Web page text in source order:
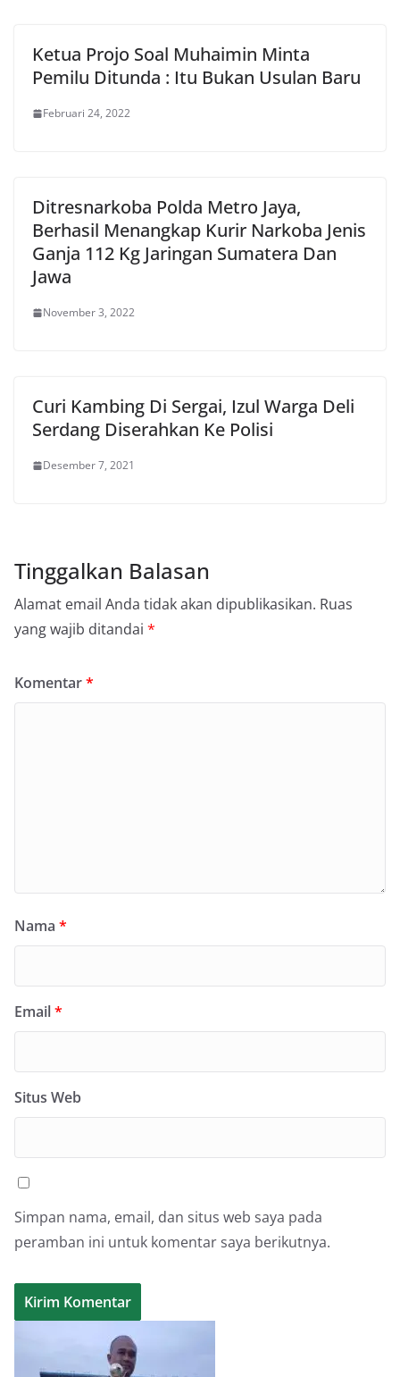
Ketua Projo Soal Muhaimin Minta
Pemilu Ditunda : Itu Bukan Usulan Baru
Februari 24, 2022
Ditresnarkoba Polda Metro Jaya,
Berhasil Menangkap Kurir Narkoba Jenis
Ganja 112 Kg Jaringan Sumatera Dan
Jawa
November 3, 2022
Curi Kambing Di Sergai, Izul Warga Deli
Serdang Diserahkan Ke Polisi
Desember 7, 2021
Tinggalkan Balasan
Alamat email Anda tidak akan dipublikasikan. Ruas
yang wajib ditandai *
Komentar*
Nama *
Email*
Situs Web
Simpan nama, email, dan situs web saya pada
peramban ini untuk komentar saya berikutnya.